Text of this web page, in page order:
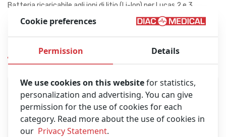
Batteria ricaricabile agli ioni di litio (Li-Ion) per Lucas 2 e 3
Prodotti Simili
Cookie preferences
Permission Details
We use cookies on this websitefor statistics,
personalization and advertising. You can give
permission for the use of cookies for each
category. Read more about the use of cookies in
our Privacy Statement.